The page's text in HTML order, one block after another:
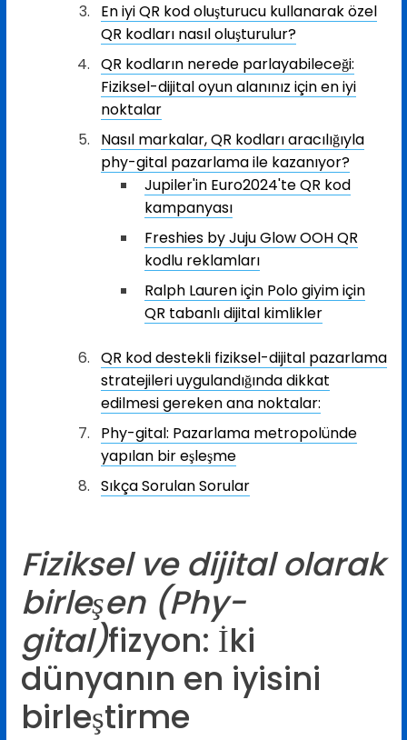
En iyi QR kod oluşturucu kullanarak özel
QR kodları nasıl oluşturulur?
QR kodların nerede parlayabileceği:
Fiziksel-dijital oyun alanınız için en iyi
noktalar
Nasıl markalar, QR kodları aracılığıyla
phy-gital pazarlama ile kazanıyor?
Jupiler'in Euro2024'te QR kod
kampanyası
Freshies by Juju Glow OOH QR
kodlu reklamları
Ralph Lauren için Polo giyim için
QR tabanlı dijital kimlikler
QR kod destekli fiziksel-dijital pazarlama
stratejileri uygulandığında dikkat
edilmesi gereken ana noktalar:
Phy-gital: Pazarlama metropolünde
yapılan bir eşleşme
Sıkça Sorulan Sorular
Fiziksel ve dijital olarak
birleşen (Phy-
gital)fizyon: İki
dünyanın en iyisini
birleştirme